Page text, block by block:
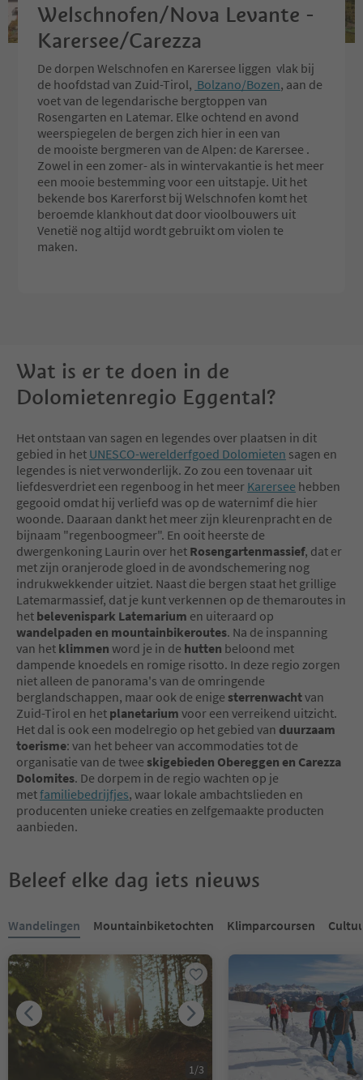
Welschnofen/Nova Levante -
Karersee/Carezza
De dorpen Welschnofen en Karersee liggen vlak bij
de hoofdstad van Zuid-Tirol, Bolzano/Bozen, aan de
voet van de legendarische bergtoppen van
Rosengarten en Latemar. Elke ochtend en avond
weerspiegelen de bergen zich hier in een van
de mooiste bergmeren van de Alpen: de Karersee .
Zowel in een zomer- als in wintervakantie is het meer
een mooie bestemming voor een uitstapje. Uit het
bekende bos Karerforst bij Welschnofen komt het
beroemde klankhout dat door vioolbouwers uit
Venetië nog altijd wordt gebruikt om violen te
maken.
Wat is er te doen in de
Dolomietenregio Eggental?
Het ontstaan van sagen en legendes over plaatsen in dit
gebied in het UNESCO-werelderfgoed Dolomieten sagen en
legendes is niet verwonderlijk. Zo zou een tovenaar uit
liefdesverdriet een regenboog in het meer Karersee hebben
gegooid omdat hij verliefd was op de waternimf die hier
woonde. Daaraan dankt het meer zijn kleurenpracht en de
bijnaam "regenboogmeer". En ooit heerste de
dwergenkoning Laurin over het Rosengartenmassief, dat er
met zijn oranjerode gloed in de avondschemering nog
indrukwekkender uitziet. Naast die bergen staat het grillige
Latemarmassief, dat je kunt verkennen op de themaroutes in
het belevenispark Latemarium en uiteraard op
wandelpaden en mountainbikeroutes. Na de inspanning
van het klimmen word je in de hutten beloond met
dampende knoedels en romige risotto. In deze regio zorgen
niet alleen de panorama's van de omringende
berglandschappen, maar ook de enige sterrenwachtvan
Zuid-Tirol en het planetarium voor een verreikend uitzicht.
Het dal is ook een modelregio op het gebied van duurzaam
toerisme: van het beheer van accommodaties tot de
organisatie van de twee skigebieden Obereggen en Carezza
Dolomites. De dorpem in de regio wachten op je
metfamiliebedrijfjes, waar lokale ambachtslieden en
producenten unieke creaties en zelfgemaakte producten
aanbieden.
Beleef elke dag iets nieuws
Wandelingen Mountainbiketochten Klimparcoursen
1 /3